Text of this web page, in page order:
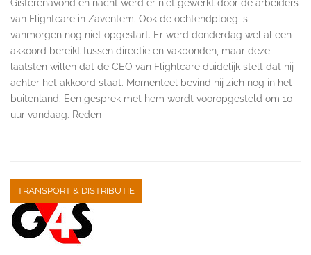
Gisterenavond en nacht werd er niet gewerkt door de arbeiders
van Flightcare in Zaventem. Ook de ochtendploeg is
vanmorgen nog niet opgestart. Er werd donderdag wel al een
akkoord bereikt tussen directie en vakbonden, maar deze
laatsten willen dat de CEO van Flightcare duidelijk stelt dat hij
achter het akkoord staat. Momenteel bevind hij zich nog in het
buitenland. Een gesprek met hem wordt vooropgesteld om 10
uur vandaag. Reden
TRANSPORT & DISTRIBUTIE